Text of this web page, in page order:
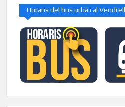
Horaris del bus urbà i al Vendrell